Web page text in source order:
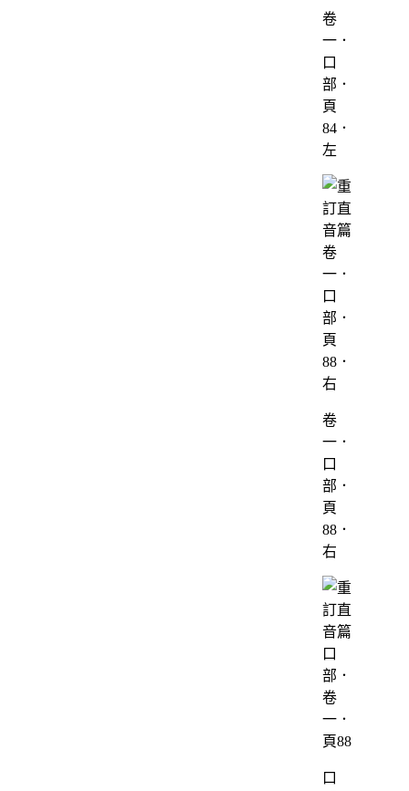
卷
一．
口
部．
頁
84．
左
卷
一．
口
部．
頁
88．
右
口